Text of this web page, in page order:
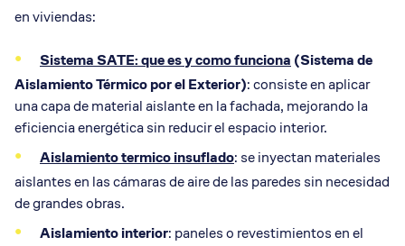
en viviendas:
Sistema SATE: que es y como funciona (Sistema de
Aislamiento Térmico por el Exterior): consiste en aplicar
una capa de material aislante en la fachada, mejorando la
eficiencia energética sin reducir el espacio interior.
Aislamiento termico insuflado: se inyectan materiales
aislantes en las cámaras de aire de las paredes sin necesidad
de grandes obras.
Aislamiento interior: paneles o revestimientos en el